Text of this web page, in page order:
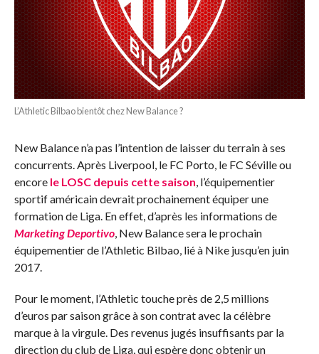
L’Athletic Bilbao bientôt chez New Balance ?
New Balance n’a pas l’intention de laisser du terrain à ses
concurrents. Après Liverpool, le FC Porto, le FC Séville ou
encore le LOSC depuis cette saison, l’équipementier
sportif américain devrait prochainement équiper une
formation de Liga. En effet, d’après les informations de
Marketing Deportivo, New Balance sera le prochain
équipementier de l’Athletic Bilbao, lié à Nike jusqu’en juin
2017.
Pour le moment, l’Athletic touche près de 2,5 millions
d’euros par saison grâce à son contrat avec la célèbre
marque à la virgule. Des revenus jugés insuffisants par la
direction du club de Liga, qui espère donc obtenir un